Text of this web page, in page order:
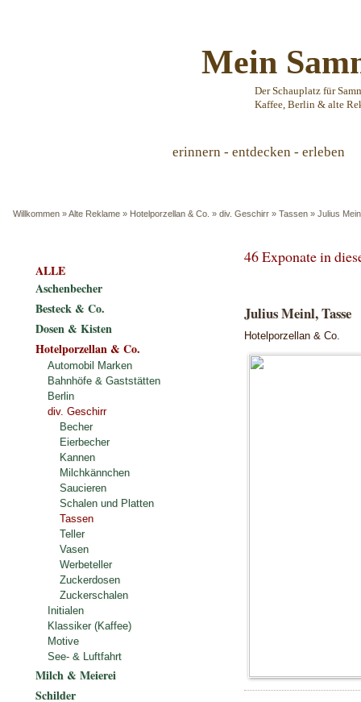
Mein
Der Schauplatz für
Kaffee, Berlin & alte
erinnern - entdecken - erleben
Willkommen »Alte Reklame » Hotelporzellan & Co. » div. Geschirr » Tassen » Julius
46 Exponate in
Julius Meinl, Tasse
Hotelporzellan & Co.
ALLE
Aschenbecher
Besteck & Co.
Dosen & Kisten
Hotelporzellan & Co.
Automobil Marken
Bahnhöfe & Gaststätten
Berlin
div. Geschirr
Becher
Eierbecher
Kannen
Milchkännchen
Saucieren
Schalen und Platten
Tassen
Teller
Vasen
Werbeteller
Zuckerdosen
Zuckerschalen
Initialen
Klassiker (Kaffee)
Motive
See- & Luftfahrt
Milch & Meierei
Schilder